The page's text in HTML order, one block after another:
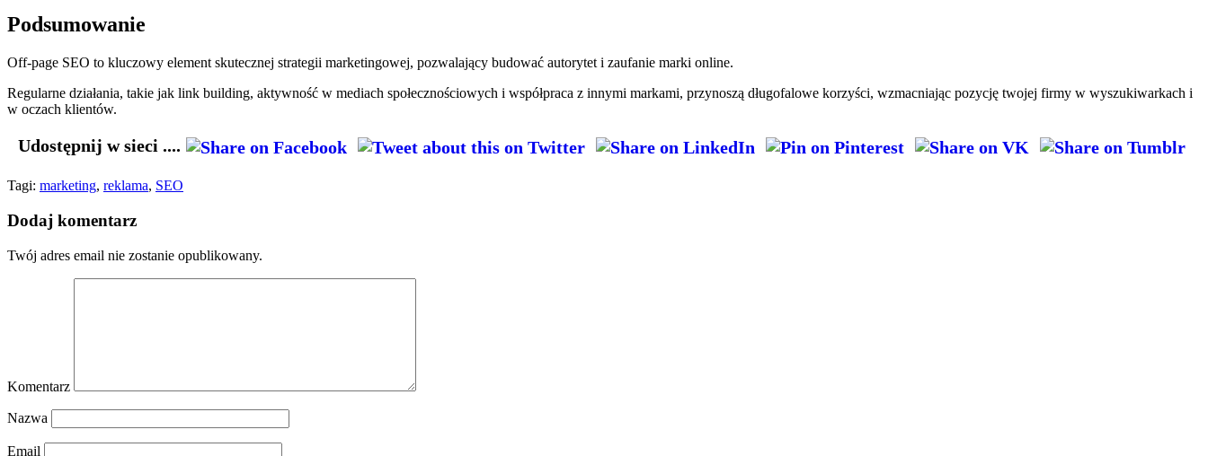
Podsumowanie
Off-page SEO to kluczowy element skutecznej strategii marketingowej, pozwalający budować autorytet i zaufanie marki online.
Regularne działania, takie jak link building, aktywność w mediach społecznościowych i współpraca z innymi markami, przynoszą długofalowe korzyści, wzmacniając pozycję twojej firmy w wyszukiwarkach i
w oczach klientów.
Udostępnij w sieci ....
Tagi: marketing, reklama, SEO
Dodaj komentarz
Twój adres email nie zostanie opublikowany.
Komentarz
Nazwa
Email